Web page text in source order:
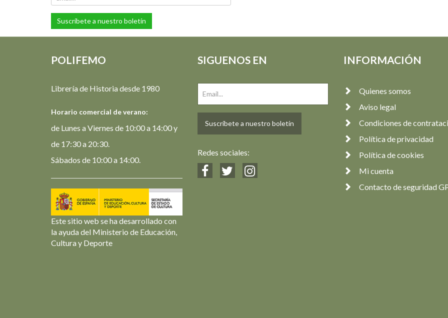
Suscríbete a nuestro boletín
POLIFEMO
Librería de Historia desde 1980
Horario comercial de verano:
de Lunes a Viernes de 10:00 a 14:00 y
de 17:30 a 20:30.
Sábados de 10:00 a 14:00.
Este sitio web se ha desarrollado con
la ayuda del Ministerio de Educación,
Cultura y Deporte
SIGUENOS EN
Suscríbete a nuestro boletín
Redes sociales:
INFORMACIÓN
Quienes somos
Aviso legal
Condiciones de
Política de privacidad
Política de cookies
Mi cuenta
Contacto de seguridad